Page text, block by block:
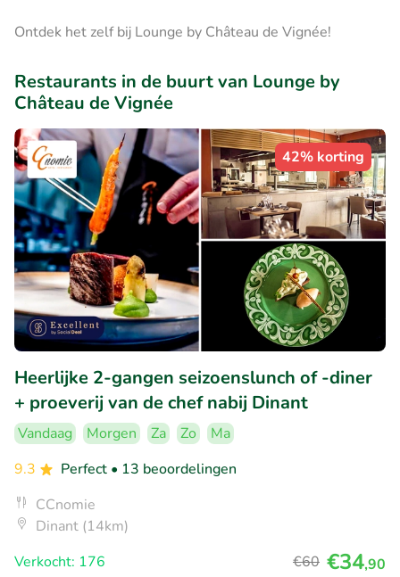
Ontdek het zelf bij Lounge by Château de Vignée!
Restaurants in de buurt van Lounge by
Château de Vignée
42% korting
Heerlijke 2-gangen seizoenslunch of -diner
+ proeverij van de chef nabij Dinant
Vandaag Morgen Za Zo
Ma
9.3
Perfect • 13 beoordelingen
CCnomie
Dinant (14km)
Verkocht: 176
€60 €34,90